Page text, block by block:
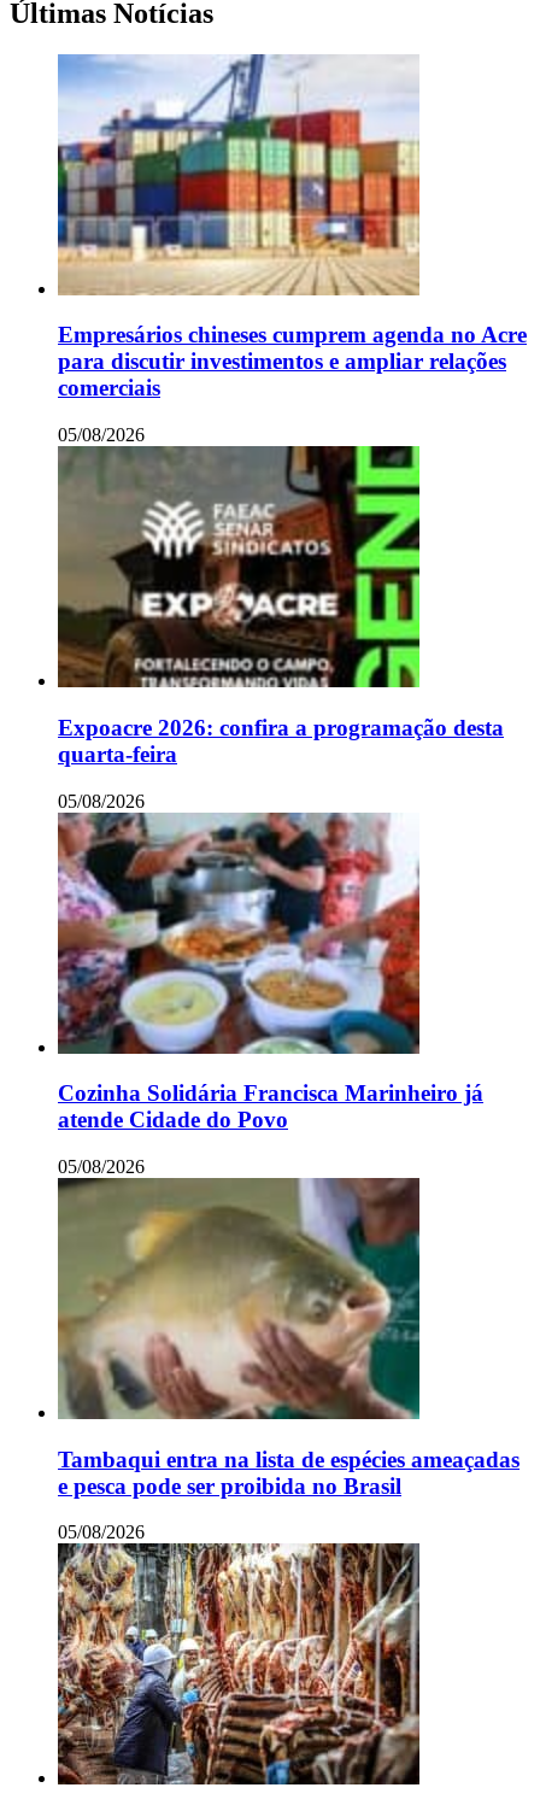
Últimas Notícias
Empresários chineses cumprem agenda no Acre
para discutir investimentos e ampliar relações
comerciais
05/08/2026
Expoacre 2026: confira a programação desta
quarta-feira
05/08/2026
Cozinha Solidária Francisca Marinheiro já
atende Cidade do Povo
05/08/2026
Tambaqui entra na lista de espécies ameaçadas
e pesca pode ser proibida no Brasil
05/08/2026